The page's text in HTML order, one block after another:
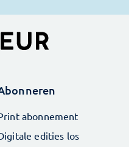
abonnement
edities los